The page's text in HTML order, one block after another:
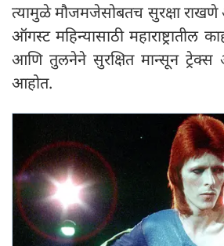
त्यामुळे मौजमजेसोबतच सुरक्षा राखणे
ऑगस्ट महिन्यासाठी महाराष्ट्रातील
आणि तुलनेने सुरक्षित मान्सून
आहोत.